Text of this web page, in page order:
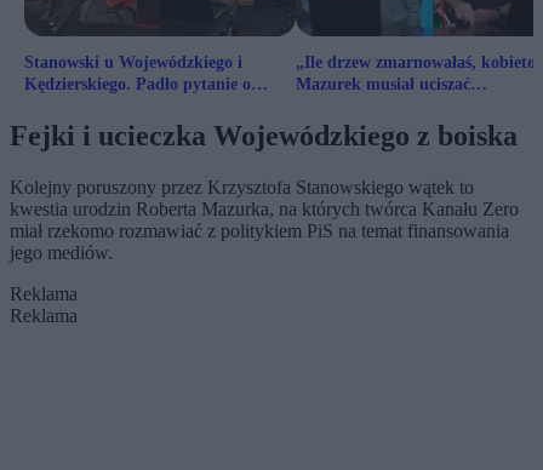
Stanowski u Wojewódzkiego i
Kędzierskiego. Padło pytanie o
„Ile drzew zmarnowałaś,
Mazurek musiał uciszać
Fejki i ucieczka Wojewódzkiego z boiska
Kolejny poruszony przez Krzysztofa Stanowskiego wątek to
kwestia urodzin Roberta Mazurka, na których twórca Kanału Zero
miał rzekomo rozmawiać z politykiem PiS na temat finansowania
jego mediów.
Reklama
Reklama